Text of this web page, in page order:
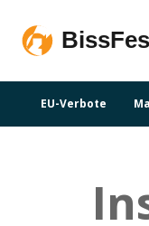
EU-Verbote